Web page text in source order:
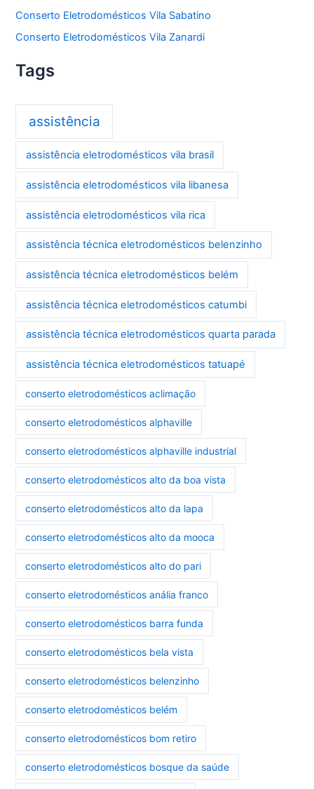
Conserto Eletrodomésticos Vila Sabatino
Conserto Eletrodomésticos Vila Zanardi
Tags
assistência
assistência eletrodomésticos vila brasil
assistência eletrodomésticos vila libanesa
assistência eletrodomésticos vila rica
assistência técnica eletrodomésticos belenzinho
assistência técnica eletrodomésticos belém
assistência técnica eletrodomésticos catumbi
assistência técnica eletrodomésticos quarta parada
assistência técnica eletrodomésticos tatuapé
conserto eletrodomésticos aclimação
conserto eletrodomésticos alphaville
conserto eletrodomésticos alphaville industrial
conserto eletrodomésticos alto da boa vista
conserto eletrodomésticos alto da lapa
conserto eletrodomésticos alto da mooca
conserto eletrodomésticos alto do pari
conserto eletrodomésticos anália franco
conserto eletrodomésticos barra funda
conserto eletrodomésticos bela vista
conserto eletrodomésticos belenzinho
conserto eletrodomésticos belém
conserto eletrodomésticos bom retiro
conserto eletrodomésticos bosque da saúde